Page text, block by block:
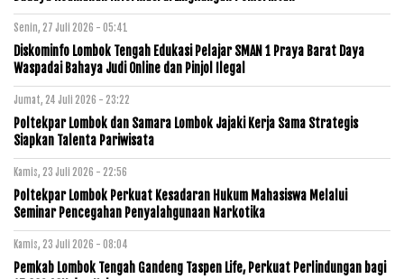
Senin, 27 Juli 2026 - 05:41
Diskominfo Lombok Tengah Edukasi Pelajar SMAN 1 Praya Barat Daya
Waspadai Bahaya Judi Online dan Pinjol Ilegal
Jumat, 24 Juli 2026 - 23:22
Poltekpar Lombok dan Samara Lombok Jajaki Kerja Sama Strategis
Siapkan Talenta Pariwisata
Kamis, 23 Juli 2026 - 22:56
Poltekpar Lombok Perkuat Kesadaran Hukum Mahasiswa Melalui
Seminar Pencegahan Penyalahgunaan Narkotika
Kamis, 23 Juli 2026 - 08:04
Pemkab Lombok Tengah Gandeng Taspen Life, Perkuat Perlindungan bagi